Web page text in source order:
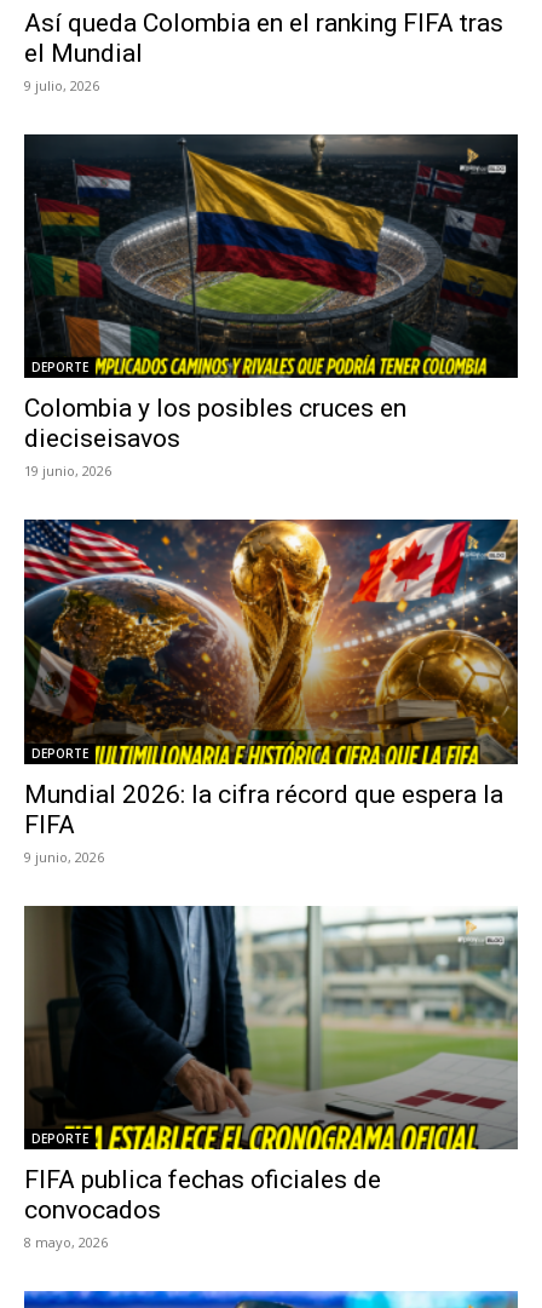
Así queda Colombia en el ranking FIFA tras
el Mundial
9 julio, 2026
DEPORTE
Colombia y los posibles cruces en
dieciseisavos
19 junio, 2026
DEPORTE
Mundial 2026: la cifra récord que espera la
FIFA
9 junio, 2026
DEPORTE
FIFA publica fechas oficiales de
convocados
8 mayo, 2026